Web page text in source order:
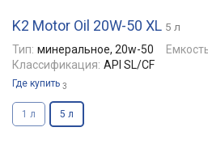
K2 Motor Oil 20W-50 XL 5 л
Тип: минеральное, 20w-50
Классификация: API SL/CF
Где купить 3
1 л 5 л